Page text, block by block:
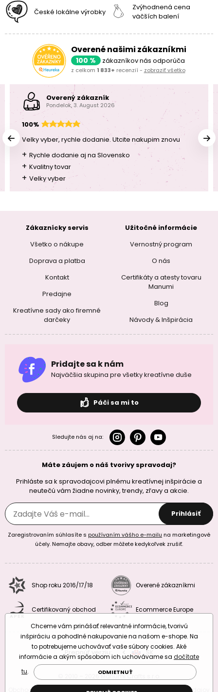
České lokálne výrobky
Zvýhodnená cena
väčších balení
Overené našimi zákazníkmi
100 % zákazníkov nás odporúča
z celkom 1 833+ recenzií - zobraziť všetko
Overený zákazník
Pondelok, 3. August 2026
100%
Velky vyber, rychle dodanie. Utcite nakupim znovu
+ Rychle dodanie aj na Slovensko
+ Kvalitny tovar
+ Velky vyber
Zákaznícky servis
Všetko o nákupe
Doprava a platba
Kontakt
Predajne
Kreatívne sady ako firemné
darčeky
Užitočné informácie
Vernostný program
O nás
Certifikáty a atesty tovaru
Manumi
Blog
Návody & Inšpirácia
Pridajte sa k nám
Najväčšia skupina pre všetky kreatívne duše
Páči sa mi to
Sledujte nás aj na:
Máte záujem o náš tvorivy spravodaj?
Prihláste sa k spravodajcovi plnému kreatívnej inšpirácie a
neutečú vám žiadne novinky, trendy, zľavy a akcie.
Prihlásiť
Zaregistrovaním súhlasíte s používaním vášho e-mailu na marketingové
účely. Nemajte obavy, odber môžete kedykoľvek zrušiť.
Shop roku 2016/17/18 Overené zákazníkmi
Certifikovaný obchod Ecommerce Europe
Prepnúť verziu: CZSK
© 2010 – 2026 Manumi Crafts s.r.o.
Obchodné podmienky
Podmienky ochrany osobných údajov
Chceme vám prinášať relevantné informácie, tvorivú
inšpiráciu a pohodlné nakupovanie na našom e-shope. Na
to potrebujeme uchovávať vaše súbory cookies. Aké
informácie a akým spôsobom ich uchovávame sa dočítate
tu. ODMIETNUŤ